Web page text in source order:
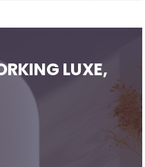
LUXE,